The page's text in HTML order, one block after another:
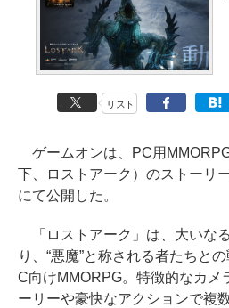
リスト
ゲームオンは、PC用
下、ロストアーク）のストーリ
にて公開した。
「ロストアーク」は、大いな
り、“悪魔”と称される者たちと
C向けMMORPG。特徴的なカメ
ーリーや豪快なアクションで複